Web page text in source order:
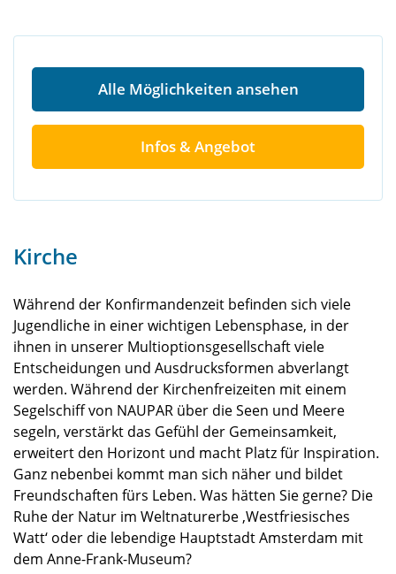
Alle Möglichkeiten ansehen
Infos & Angebot
Kirche
Während der Konfirmandenzeit befinden sich viele
Jugendliche in einer wichtigen Lebensphase, in der
ihnen in unserer Multioptionsgesellschaft viele
Entscheidungen und Ausdrucksformen abverlangt
werden. Während der Kirchenfreizeiten mit einem
Segelschiff von NAUPAR über die Seen und Meere
segeln, verstärkt das Gefühl der Gemeinsamkeit,
erweitert den Horizont und macht Platz für Inspiration.
Ganz nebenbei kommt man sich näher und bildet
Freundschaften fürs Leben. Was hätten Sie gerne? Die
Ruhe der Natur im Weltnaturerbe ‚Westfriesisches
Watt‘ oder die lebendige Hauptstadt Amsterdam mit
dem Anne-Frank-Museum?